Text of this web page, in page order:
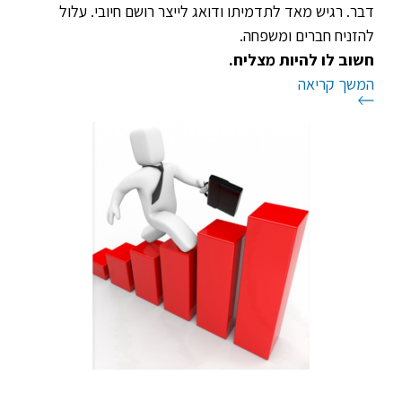
דבר. רגיש מאד לתדמיתו ודואג לייצר רושם חיובי. עלול
להזניח חברים ומשפחה.
חשוב לו להיות מצליח.
המשך קריאה